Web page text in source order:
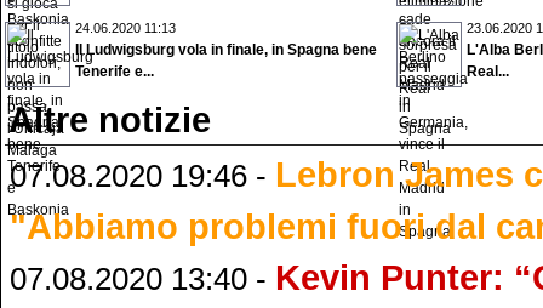
24.06.2020 11:13
Il Ludwigsburg vola in finale, in Spagna bene
Tenerife e...
23.06.2020
L'Alba
Real...
Altre notizie
07.08.2020 19:46 - Lebron James
"Abbiamo problemi fuori dal
07.08.2020 13:40 - Kevin Punter: